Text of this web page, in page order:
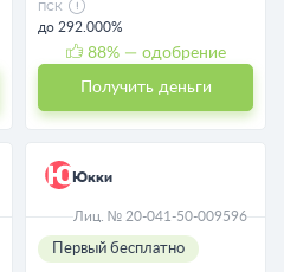
ПСК
до 292.000%
88% — одобрение
Получить деньги
Юкки
Лиц. № 20-041-50-009596
Первый бесплатно